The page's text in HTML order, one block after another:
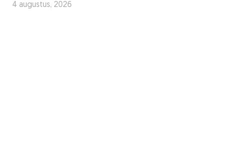
4 augustus, 2026